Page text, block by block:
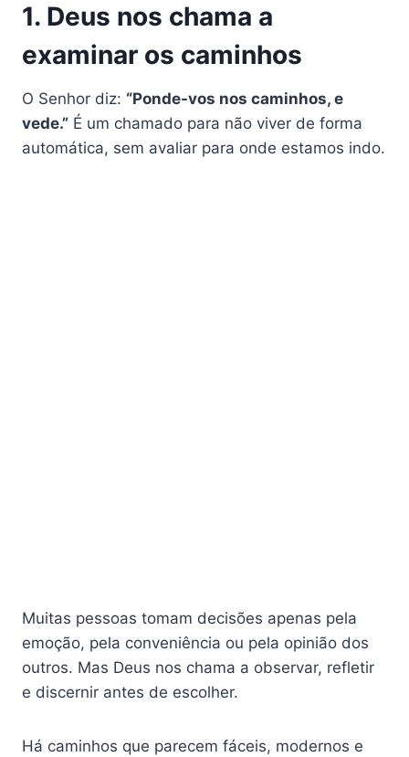
1. Deus nos chama a
examinar os caminhos
O Senhor diz: “Ponde-vos nos caminhos, e
vede.” É um chamado para não viver de forma
automática, sem avaliar para onde estamos indo.
Muitas pessoas tomam decisões apenas pela
emoção, pela conveniência ou pela opinião dos
outros. Mas Deus nos chama a observar, refletir
e discernir antes de escolher.
Há caminhos que parecem fáceis, modernos e